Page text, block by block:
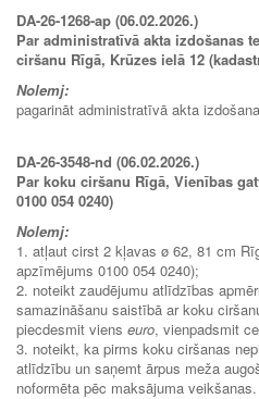
DA-26-1268-ap (06.02.2026.)
Par administratīvā akta izdošanas
ciršanu Rīgā, Krūzes ielā 12
Nolemj:
pagarināt administratīvā akta
DA-26-3548-nd (06.02.2026.)
Par koku ciršanu Rīgā, Vienības
0100 054 0240)
Nolemj:
1. atļaut cirst 2 kļavas ø 62, 81 cm
apzīmējums 0100 054 0240);
2. noteikt zaudējumu atlīdzības
samazināšanu saistībā ar koku
piecdesmit viens euro, vienpadsmit
3. noteikt, ka pirms koku ciršanas
atlīdzību un saņemt ārpus meža
noformēta pēc maksājuma veikšanas.